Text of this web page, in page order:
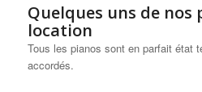
Quelques uns de nos
location
Tous les pianos sont en parfait état
accordés.